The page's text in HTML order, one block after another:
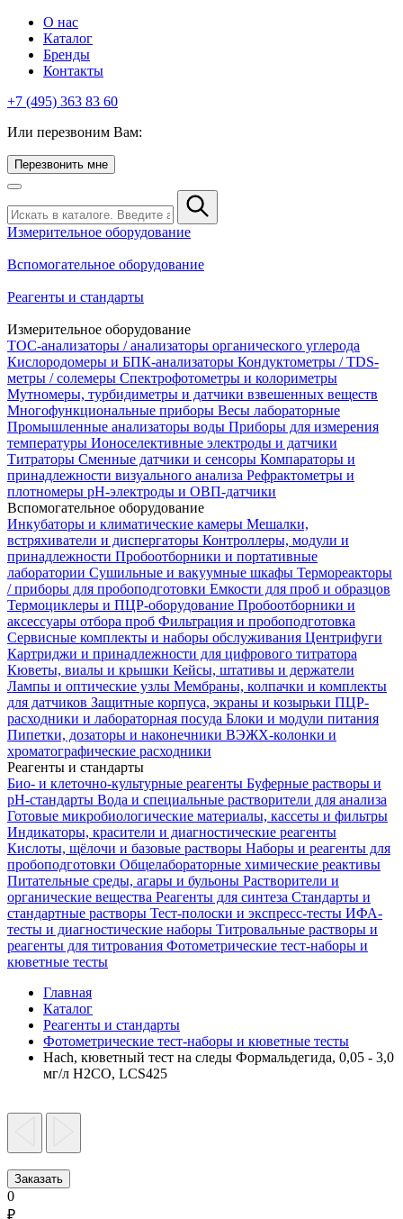
О нас
Каталог
Бренды
Контакты
+7 (495) 363 83 60
Или перезвоним Вам:
Перезвонить мне
Измерительное оборудование
Вспомогательное оборудование
Реагенты и стандарты
Измерительное оборудование
TOC-анализаторы / анализаторы органического углерода
Кислородомеры и БПК-анализаторы Кондуктометры / TDS-
метры / солемеры Спектрофотометры и колориметры
Мутномеры, турбидиметры и датчики взвешенных веществ
Многофункциональные приборы Весы лабораторные
Промышленные анализаторы воды Приборы для измерения
температуры Ионоселективные электроды и датчики
Титраторы Сменные датчики и сенсоры Компараторы и
принадлежности визуального анализа Рефрактометры и
плотномеры pH-электроды и ОВП-датчики
Вспомогательное оборудование
Инкубаторы и климатические камеры Мешалки,
встряхиватели и диспергаторы Контроллеры, модули и
принадлежности Пробоотборники и портативные
лаборатории Сушильные и вакуумные шкафы Термореакторы
/ приборы для пробоподготовки Емкости для проб и образцов
Термоциклеры и ПЦР-оборудование Пробоотборники и
аксессуары отбора проб Фильтрация и пробоподготовка
Сервисные комплекты и наборы обслуживания Центрифуги
Картриджи и принадлежности для цифрового титратора
Кюветы, виалы и крышки Кейсы, штативы и держатели
Лампы и оптические узлы Мембраны, колпачки и комплекты
для датчиков Защитные корпуса, экраны и козырьки ПЦР-
расходники и лабораторная посуда Блоки и модули питания
Пипетки, дозаторы и наконечники ВЭЖХ-колонки и
хроматографические расходники
Реагенты и стандарты
Био- и клеточно-культурные реагенты Буферные растворы и
pH-стандарты Вода и специальные растворители для анализа
Готовые микробиологические материалы, кассеты и фильтры
Индикаторы, красители и диагностические реагенты
Кислоты, щёлочи и базовые растворы Наборы и реагенты для
пробоподготовки Общелабораторные химические реактивы
Питательные среды, агары и бульоны Растворители и
органические вещества Реагенты для синтеза Стандарты и
стандартные растворы Тест-полоски и экспресс-тесты ИФА-
тесты и диагностические наборы Титровальные растворы и
реагенты для титрования Фотометрические тест-наборы и
кюветные тесты
Главная
Каталог
Реагенты и стандарты
Фотометрические тест-наборы и кюветные тесты
Hach, кюветный тест на следы Формальдегида, 0,05 - 3,0
мг/л H2CO, LCS425
Заказать
0
₽